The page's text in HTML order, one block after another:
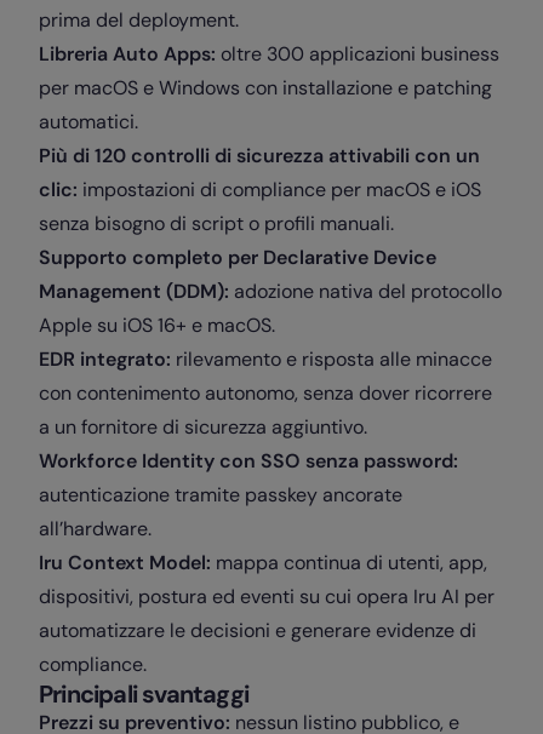
prima del deployment.
Libreria Auto Apps: oltre 300 applicazioni business
per macOS e Windows con installazione e patching
automatici.
Più di 120 controlli di sicurezza attivabili con un
clic: impostazioni di compliance per macOS e iOS
senza bisogno di script o profili manuali.
Supporto completo per Declarative Device
Management (DDM): adozione nativa del protocollo
Apple su iOS 16+ e macOS.
EDR integrato: rilevamento e risposta alle minacce
con contenimento autonomo, senza dover ricorrere
a un fornitore di sicurezza aggiuntivo.
Workforce Identity con SSO senza password:
autenticazione tramite passkey ancorate
all’hardware.
Iru Context Model: mappa continua di utenti, app,
dispositivi, postura ed eventi su cui opera Iru AI per
automatizzare le decisioni e generare evidenze di
compliance.
Principali svantaggi
Prezzi su preventivo: nessun listino pubblico, e